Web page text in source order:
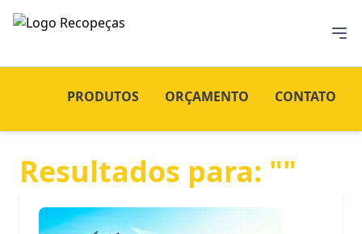
PRODUTOS ORÇAMENTO CONTATO
Resultados para: ""